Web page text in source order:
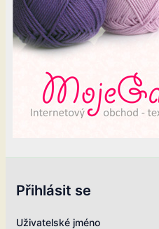
Přihlásit se
Uživatelské jméno